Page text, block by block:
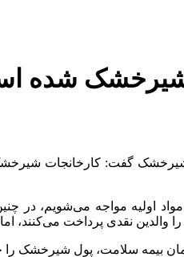
شیرخشک شده
گفت: کارخانجات شیرخشک
مواد اولیه مواجه
نقدی پرداخت می‌کنند،
پرداخت می‌کند و این موضوع باعث کمبود نقدینگی در